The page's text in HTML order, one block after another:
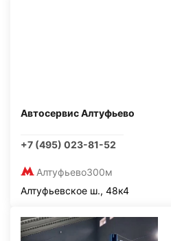
Автосервис Алтуфьево
+7 (495) 023-81-52
Алтуфьево300м
Алтуфьевское ш., 48к4